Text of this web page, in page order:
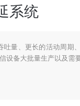
系统
量、更长的活动周期
设备大批量生产以及需